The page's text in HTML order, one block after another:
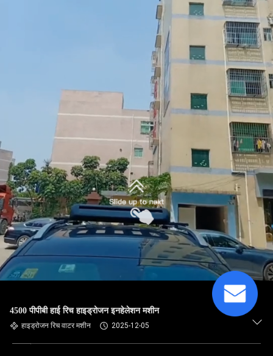
4500 पीपीबी हाई रिच हाइड्रोजन इनहेलेशन मशीन
हाइड्रोजन रिच वाटर मशीन 2025-12-05